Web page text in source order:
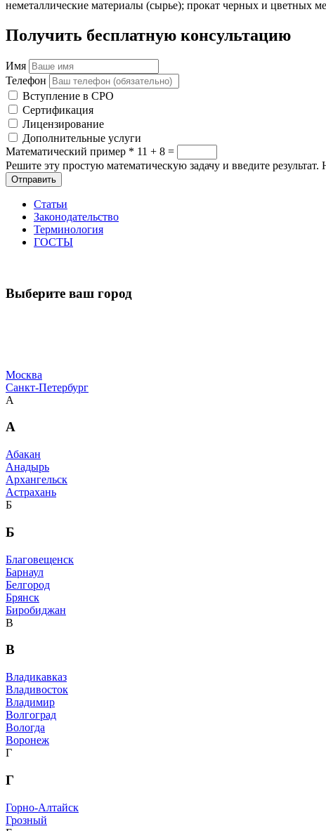
неметаллические материалы (сырье); прокат черных и цветных
Получить бесплатную консультацию
Имя
Телефон
Вступление в СРО
Сертификация
Лицензирование
Дополнительные услуги
Математический пример * 11 + 8 =
Решите эту простую математическую задачу и введите
Отправить
Статьи
Законодательство
Терминология
ГОСТЫ
Выберите ваш город
Москва
Санкт-Петербург
А
А
Абакан
Анадырь
Архангельск
Астрахань
Б
Б
Благовещенск
Барнаул
Белгород
Брянск
Биробиджан
В
В
Владикавказ
Владивосток
Владимир
Волгоград
Вологда
Воронеж
Г
Г
Горно-Алтайск
Грозный